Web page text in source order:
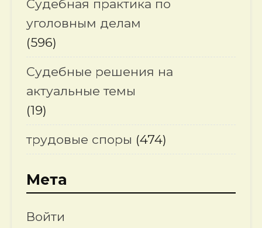
Судебная практика по
уголовным делам
(596)
Судебные решения на
актуальные темы
(19)
трудовые споры (474)
Мета
Войти